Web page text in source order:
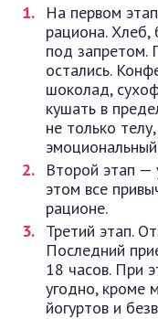
На первом
рациона. Хлеб,
под запретом.
остались.
шоколад,
кушать в
не только
Второй этап —
этом все
рационе.
Третий этап.
Последний
18 часов. При
угодно, кроме
йогуртов и